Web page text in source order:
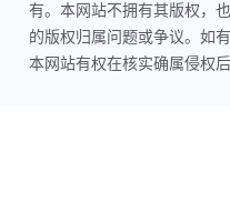
有。本网站不拥有其版权，
的版权归属问题或争议。如
本网站有权在核实确属侵权